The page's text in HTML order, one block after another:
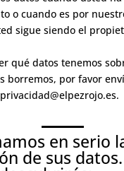
o cuando es por
sigue siendo el
qué datos tenemos
borremos, por favor
en serio
de sus